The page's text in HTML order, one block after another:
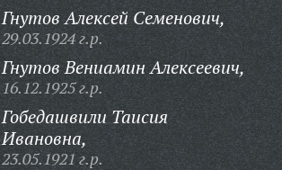
Гнутов Алексей Семенович,
29.03.1924 г.р.
Гнутов Вениамин Алексеевич,
16.12.1925 г.р.
Гобедашвили Таисия
Ивановна,
23.05.1921 г.р.